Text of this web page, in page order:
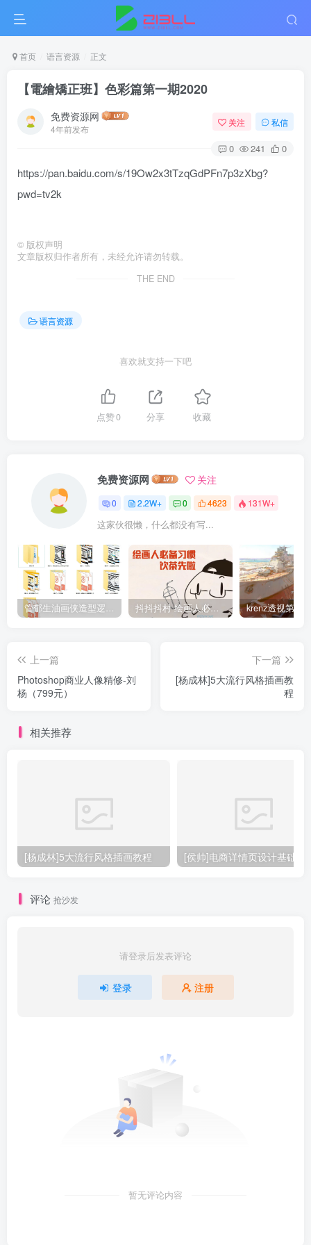
首页 语言资源 正文
【電繪矯正班】色彩篇第一期2020
免费资源网
4年前发布
关注 私信
0 241 0
https://pan.baidu.com/s/19Ow2x3tTzqGdPFn7p3zXbg?
pwd=tv2k
© 版权声明
文章版权归作者所有，未经允许请勿转载。
THE END
语言资源
喜欢就支持一下吧
点赞0 分享 收藏
免费资源网 关注
0 2.2W+ 0 4623 131W+
这家伙很懒，什么都没有写...
管郁生油画侠造型逻辑班第一期2019年5月【高清不缺课】 抖抖抖村 绘画人必备习惯2020【画质不错】
上一篇
Photoshop商业人像精修-刘
杨（799元）
下一篇
[杨成林]5大流行风格插画教
程
相关推荐
[杨成林]5大流行风格插画教程 [侯帅]电商详情页设计基础
评论 抢沙发
请登录后发表评论
登录 注册
暂无评论内容